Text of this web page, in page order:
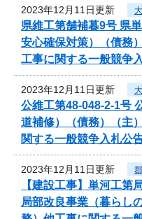
2023年12月11日更新
県維工第舗補暮9号 県
安心確保対策）（債務
工事に関する一般競争
2023年12月11日更新
公維工第48-048-2-1号
道補修）（債務）（主
関する一般競争入札公
2023年12月11日更新
【建設工事】単河工第
局部改良事業（暮らし